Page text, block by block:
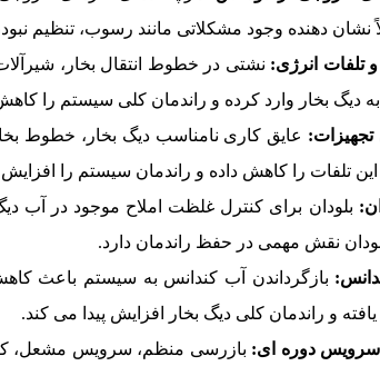
دهنده وجود مشکلاتی مانند رسوب، تنظیم
تلفات انرژی: نشتی در خطوط انتقال بخار،
دیگ بخار وارد کرده و راندمان کلی سیستم را
عایق کاری نامناسب دیگ بخار، خطوط
تلفات را کاهش داده و راندمان سیستم را
بلودان برای کنترل غلظت املاح موجود در آب
نقش مهمی در حفظ راندمان دارد.
بازگرداندن آب کندانس به سیستم باعث
و راندمان کلی دیگ بخار افزایش پیدا می کند.
سرویس دوره ای: بازرسی منظم، سرویس مشعل،